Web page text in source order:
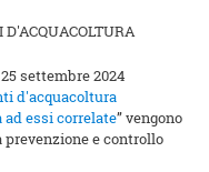
settembre 2024
d'acquacoltura
essi correlate” vengono
e controllo